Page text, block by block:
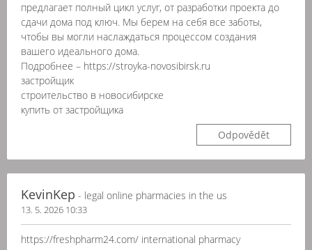
предлагает полный цикл услуг, от разработки проекта до
сдачи дома под ключ. Мы берем на себя все заботы,
чтобы вы могли наслаждаться процессом создания
вашего идеального дома.
Подробнее – https://stroyka-novosibirsk.ru
застройщик
строительство в новосибирске
купить от застройщика
Odpovědět
KevinKep - legal online pharmacies in the us
13. 5. 2026 10:33
https://freshpharm24.com/ international pharmacy